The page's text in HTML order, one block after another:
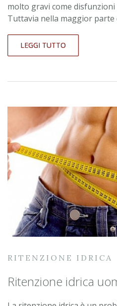
molto gravi come disfunzioni
Tuttavia nella maggior parte
LEGGI TUTTO
RITENZIONE IDRICA
Ritenzione idrica